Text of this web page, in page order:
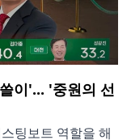
이'... '중원의 선
팅보트 역할을 해